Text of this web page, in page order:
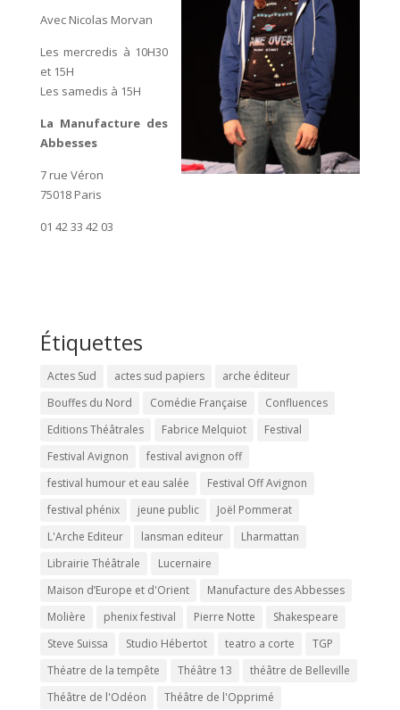
Avec Nicolas Morvan
Les mercredis à 10H30
et 15H
Les samedis à 15H
La Manufacture des
Abbesses
7 rue Véron
75018 Paris
01 42 33 42 03
Étiquettes
Actes Sud actes sud papiers
arche éditeur
Bouffes du Nord
Comédie Française
Confluences
Editions Théâtrales
Fabrice Melquiot
Festival
Festival Avignon
festival avignon off
festival humour et eau salée
Festival Off Avignon
festival phénix
jeune public
Joël Pommerat
L'Arche Editeur
lansman editeur
Lharmattan
Librairie Théâtrale
Lucernaire
Maison d’Europe et d'Orient
Manufacture des Abbesses
Molière
phenix festival Pierre Notte
Shakespeare
Steve Suissa
Studio Hébertot teatro a corte
TGP
Théatre de la tempête
Théâtre 13
théâtre de Belleville
Théâtre de l'Odéon
Théâtre de l'Opprimé